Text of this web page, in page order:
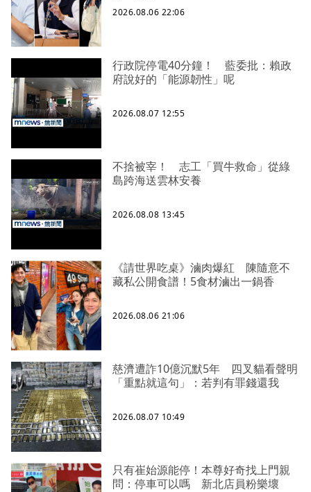
2026.08.06 22:06
行政院停電40分鐘！ 藍委批：賴政
府說好的「能源韌性」呢
2026.08.07 12:55
不捨被宰！ 志工「買牛救命」從綠
島跨海送雲林安養
2026.08.08 13:45
《請世界吃桌》滷肉爆紅 陳隨意不
藏私公開食譜！5食材滷出一鍋香
2026.08.06 21:06
慈濟遭詐10億沉默5年 四叉貓看聲明
「重點就這句」：若判有罪錢還我
2026.08.07 10:49
只有崔始源能停！本尊好奇找上門親
問：停車可以嗎 新北店員粉樂壞